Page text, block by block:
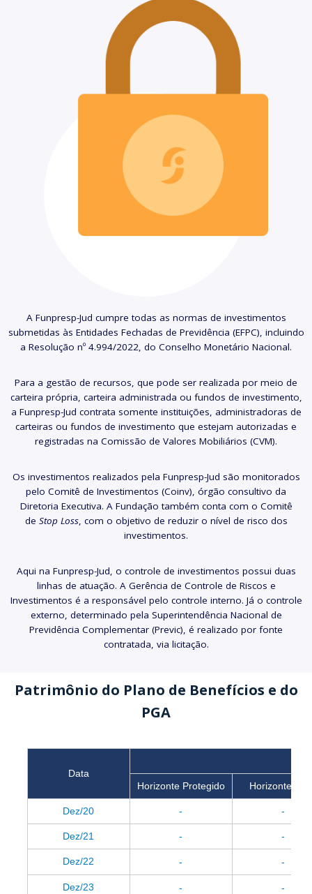
A Funpresp-Jud cumpre todas as normas de investimentos
submetidas às Entidades Fechadas de Previdência (EFPC), incluindo
a Resolução nº 4.994/2022, do Conselho Monetário Nacional.
Para a gestão de recursos, que pode ser realizada por meio de
carteira própria, carteira administrada ou fundos de investimento,
a Funpresp-Jud contrata somente instituições, administradoras de
carteiras ou fundos de investimento que estejam autorizadas e
registradas na Comissão de Valores Mobiliários (CVM).
Os investimentos realizados pela Funpresp-Jud são monitorados
pelo Comitê de Investimentos (Coinv), órgão consultivo da
Diretoria Executiva. A Fundação também conta com o Comitê
de Stop Loss, com o objetivo de reduzir o nível de risco dos
investimentos.
Aqui na Funpresp-Jud, o controle de investimentos possui duas
linhas de atuação. A Gerência de Controle de Riscos e
Investimentos é a responsável pelo controle interno. Já o controle
externo, determinado pela Superintendência Nacional de
Previdência Complementar (Previc), é realizado por fonte
contratada, via licitação.
Patrimônio do Plano de Benefícios e do
PGA
Data
Horizonte Protegido
Horizonte
Dez/20 - -
Dez/21 - -
Dez/22 - -
Dez/23 - -